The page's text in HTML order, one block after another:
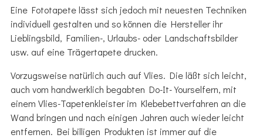
Eine Fototapete lässt sich jedoch mit neuesten Techniken
individuell gestalten und so können die Hersteller ihr
Lieblingsbild, Familien-, Urlaubs- oder Landschaftsbilder
usw. auf eine Trägertapete drucken.
Vorzugsweise natürlich auch auf Vlies. Die läßt sich leicht,
auch vom handwerklich begabten Do-It-Yourselfern, mit
einem Vlies-Tapetenkleister im Klebebettverfahren an die
Wand bringen und nach einigen Jahren auch wieder leicht
entfernen. Bei billigen Produkten ist immer auf die